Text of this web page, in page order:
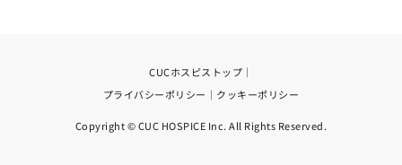
CUCホスピストップ ｜
プライバシーポリシー ｜ クッキーポリシー
Copyright © CUC HOSPICE Inc. All Rights Reserved.